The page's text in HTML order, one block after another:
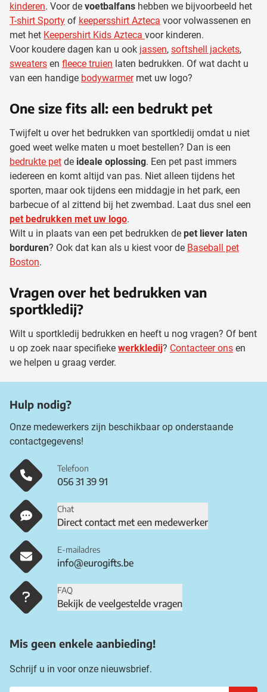
kinderen. Voor de voetbalfans hebben we bijvoorbeeld het
T-shirt Sporty of keepersshirt Azteca voor volwassenen en
met het Keepershirt Kids Azteca voor kinderen.
Voor koudere dagen kan u ook jassen, softshell jackets,
sweaters en fleece truien laten bedrukken. Of wat dacht u
van een handige bodywarmermet uw logo?
One size fits all: een bedrukt pet
Twijfelt u over het bedrukken van sportkledij omdat u niet
goed weet welke maten u moet bestellen? Dan is een
bedrukte pet de ideale oplossing. Een pet past immers
iedereen en komt altijd van pas. Niet alleen tijdens het
sporten, maar ook tijdens een middagje in het park, een
barbecue of al zittend bij het zwembad. Laat dus snel een
pet bedrukken met uw logo.
Wilt u in plaats van een pet bedrukken de pet liever laten
borduren? Ook dat kan als u kiest voor de Baseball pet
Boston.
Vragen over het bedrukken van
sportkledij?
Wilt u sportkledij bedrukken en heeft u nog vragen? Of bent
u op zoek naar specifieke werkkledij? Contacteer ons en
we helpen u graag verder.
Hulp nodig?
Onze medewerkers zijn beschikbaar op onderstaande
contactgegevens!
Telefoon
056 31 39 91
Chat
Direct contact met een medewerker
E-mailadres
info@eurogifts.be
FAQ
Bekijk de veelgestelde vragen
Mis geen enkele aanbieding!
Schrijf u in voor onze nieuwsbrief.